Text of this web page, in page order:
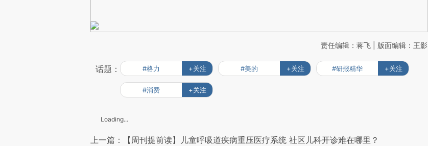
责任编辑：蒋飞 | 版面编辑：王影
话题： #格力 +关注 #美的 +关注 #研报精华 +关注
#消费 +关注
Loading...
上一篇：【周刊提前读】儿童呼吸道疾病重压医疗系统 社区儿科开诊难在哪里？